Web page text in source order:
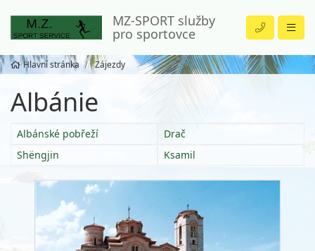
MZ-SPORT služby
pro sportovce
Hlavní stránka Zájezdy
Albánie
Albánské pobřeží
Shëngjin
Drač
Ksamil